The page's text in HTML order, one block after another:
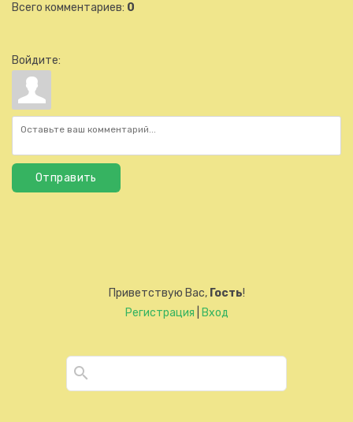
Всего комментариев: 0
Войдите:
Отправить
Приветствую Вас, Гость!
Регистрация
Вход